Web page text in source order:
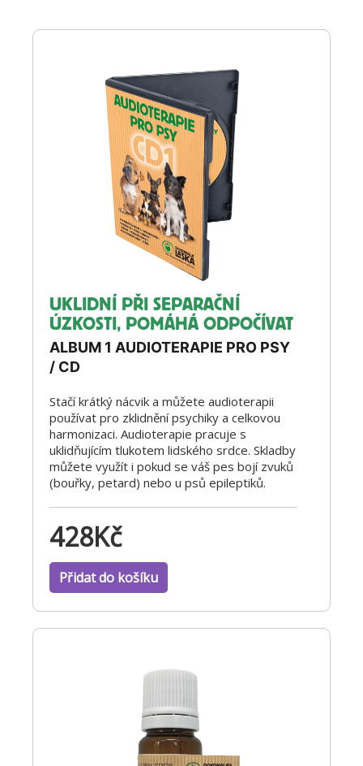
UKLIDNÍ PŘI SEPARAČNÍ
ÚZKOSTI, POMÁHÁ ODPOČÍVAT
ALBUM 1 AUDIOTERAPIE PRO PSY
/ CD
Stačí krátký nácvik a můžete audioterapii
používat pro zklidnění psychiky a celkovou
harmonizaci. Audioterapie pracuje s
uklidňujícím tlukotem lidského srdce. Skladby
můžete využít i pokud se váš pes bojí zvuků
(bouřky, petard) nebo u psů epileptiků.
428Kč
Přidat do košíku